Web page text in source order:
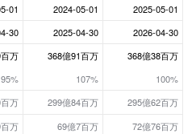
01 2024-05-01 2025-05-01
30 2025-04-30 2026-04-30
万
95%
368億91百万
107%
368億38百万
100%
万 299億84百万 295億62百万
万 69億7百万 72億76百万